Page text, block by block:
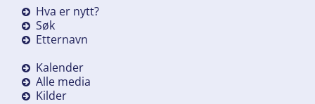
Hva er nytt?
Søk
Etternavn
Kalender
Alle media
Kilder